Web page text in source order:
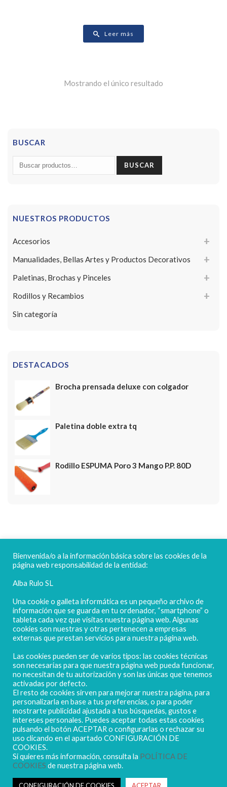
Leer más
Mostrando el único resultado
BUSCAR
Buscar
por:
BUSCAR
NUESTROS PRODUCTOS
Accesorios
Manualidades, Bellas Artes y Productos Decorativos
Paletinas, Brochas y Pinceles
Rodillos y Recambios
Sin categoría
DESTACADOS
Brocha prensada deluxe con colgador
Paletina doble extra tq
Rodillo ESPUMA Poro 3 Mango P.P. 80D
FELICES FIESTAS
POLIGONO CAMPORROSO P-D, Nº4
02520 - CHINCHILLA DE MONTEARAGÓN
(ALBACETE) Spain
Tel. + 34 967 218 812 - info@abr.com.es
Copyright ALBARULO © 2020 | Todos los derechos reservados
Bienvenida/o a la información básica sobre las cookies de la
página web responsabilidad de la entidad:
Alba Rulo SL
Una cookie o galleta informática es un pequeño archivo de
información que se guarda en tu ordenador, “smartphone” o
tableta cada vez que visitas nuestra página web. Algunas
cookies son nuestras y otras pertenecen a empresas
externas que prestan servicios para nuestra página web.
Las cookies pueden ser de varios tipos: las cookies técnicas
son necesarias para que nuestra página web pueda funcionar,
no necesitan de tu autorización y son las únicas que tenemos
activadas por defecto.
El resto de cookies sirven para mejorar nuestra página, para
personalizarla en base a tus preferencias, o para poder
mostrarte publicidad ajustada a tus búsquedas, gustos e
intereses personales. Puedes aceptar todas estas cookies
pulsando el botón ACEPTAR o configurarlas o rechazar su
uso clicando en el apartado CONFIGURACIÓN DE
COOKIES.
Si quieres más información, consulta la POLÍTICA DE
COOKIES de nuestra página web.